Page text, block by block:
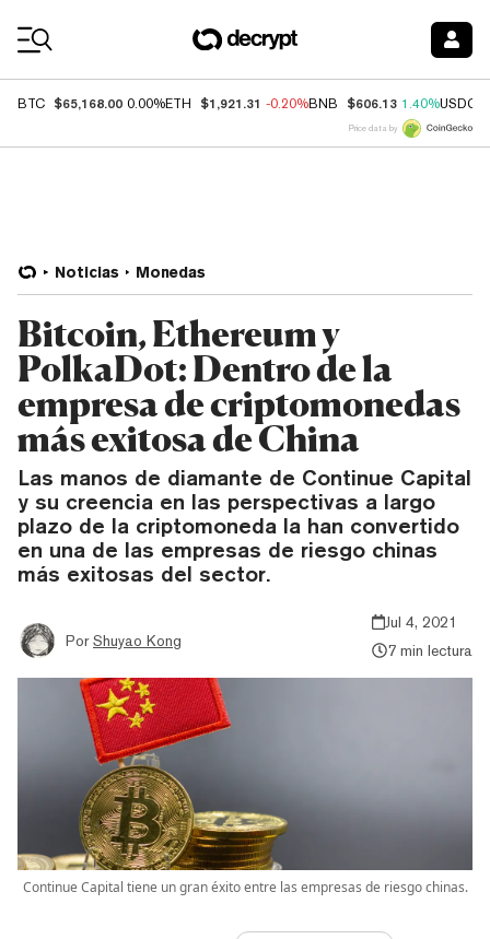
BTC $65,168.00 0.00%ETH $1,921.31 -0.20%BNB $606.13 1.40%USDC
Price data by
Noticias Monedas
Bitcoin, Ethereum y
PolkaDot: Dentro de la
empresa de criptomonedas
más exitosa de China
Las manos de diamante de Continue Capital
y su creencia en las perspectivas a largo
plazo de la criptomoneda la han convertido
en una de las empresas de riesgo chinas
más exitosas del sector.
Por Shuyao Kong
Jul 4, 2021
7 min lectura
Continue Capital tiene un gran éxito entre las empresas de riesgo chinas.